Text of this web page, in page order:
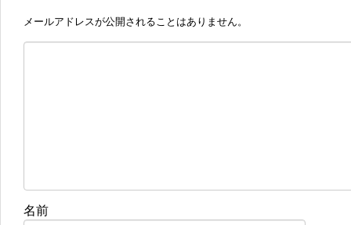
メールアドレスが公開されることはありません。
名前